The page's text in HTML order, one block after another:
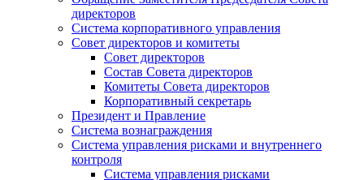
директоров
Система корпоративного управления
Совет директоров и комитеты
Совет директоров
Состав Совета директоров
Комитеты Совета директоров
Корпоративный секретарь
Президент и Правление
Система вознаграждения
Система управления рисками и внутреннего
контроля
Система управления рисками